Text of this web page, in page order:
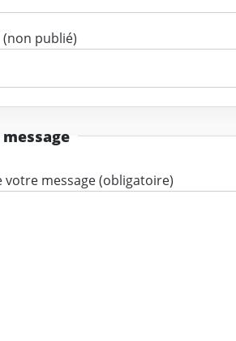
publié)
Texte de votre message (obligatoire)